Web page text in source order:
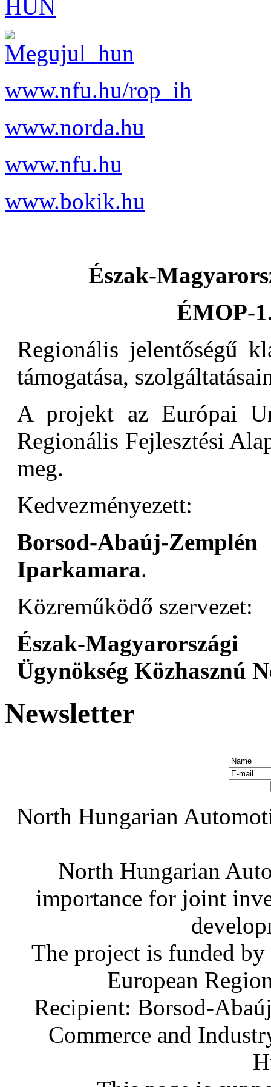
www.nfu.hu/rop_ih
www.norda.hu
www.nfu.hu
www.bokik.hu
Észak-
ÉMOP-
Regionális jelentőségű
támogatása,
A projekt az Európai
Regionális Fejlesztési
meg.
Kedvezményezett:
Borsod-Abaúj-
Iparkamara.
Közreműködő szervezet:
Észak-
Ügynökség Közhasznú
Newsletter
North Hungarian
North Hungarian
importance for joint
The project is funded
European
Recipient: Borsod-
Commerce and